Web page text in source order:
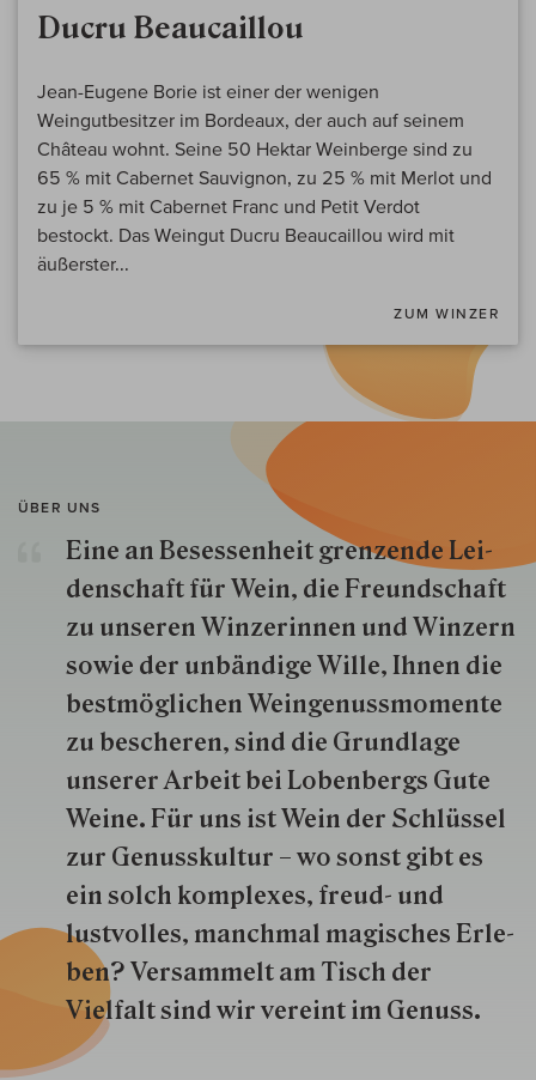
Ducru Beaucaillou
Jean-Eugene Borie ist einer der wenigen
Weingutbesitzer im Bordeaux, der auch auf seinem
Château wohnt. Seine 50 Hektar Weinberge sind zu
65 % mit Cabernet Sauvignon, zu 25 % mit Merlot und
zu je 5 % mit Cabernet Franc und Petit Verdot
bestockt. Das Weingut Ducru Beaucaillou wird mit
äußerster...
ZUM WINZER
ÜBER UNS
Eine an Besessenheit gren­zende Lei­
den­schaft für Wein, die Freund­schaft
zu unseren Win­zer­innen und Win­zern
so­wie der un­bän­dige Wille, Ihnen die
best­mög­lich­en Wein­genuss­momente
zu besche­ren, sind die Grund­lage
unserer Arbeit bei Lobenbergs Gute
Weine. Für uns ist Wein der Schlüs­sel
zur Genuss­kultur – wo sonst gibt es
ein solch kom­plexes, freud- und
lustvolles, manchmal ma­gisch­es Er­le­
ben? Versammelt am Tisch der
Vielfalt sind wir ver­eint im Genuss.